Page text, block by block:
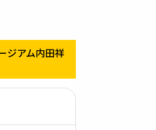
ジアム内田祥